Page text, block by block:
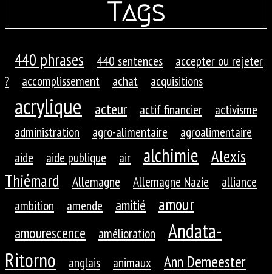
Tags
440 phrases 440 sentences
accepter ou rejeter
?
accomplissement achat acquisitions
acrylique acteur actif financier
activisme
administration
agro-alimentaire
agroalimentaire
aide
aide publique air alchimie
Alexis
Thiémard
Allemagne Allemagne Nazie
alliance
ambition
amende amitié amour
amourescence amélioration
Andata-
Ritorno
anglais animaux Ann Demeester